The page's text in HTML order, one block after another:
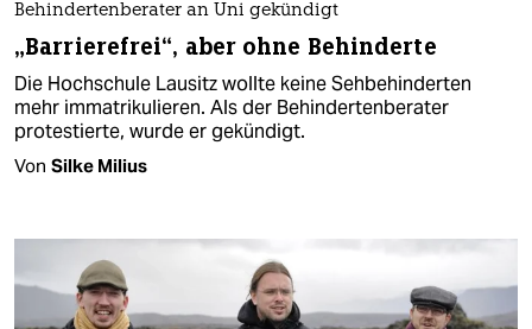
Behindertenberater an Uni gekündigt
„Barrierefrei“, aber ohne Behinderte
Die Hochschule Lausitz wollte keine Sehbehinderten
mehr immatrikulieren. Als der Behindertenberater
protestierte, wurde er gekündigt.
Von Silke Milius